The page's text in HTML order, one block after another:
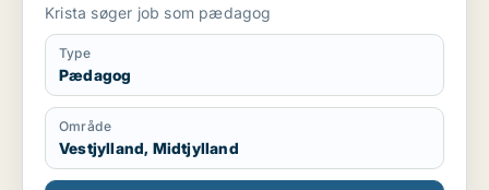
Krista søger job som pædagog
Type
Pædagog
Område
Vestjylland, Midtjylland